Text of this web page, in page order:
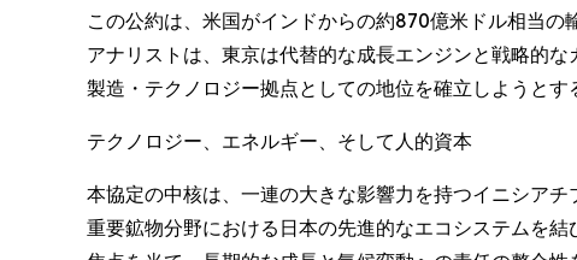
この公約は、米国がインドからの約870億米ドル相当
アナリストは、東京は代替的な成長エンジンと戦略的
製造・テクノロジー拠点としての地位を確立しようとす
テクノロジー、エネルギー、そして人的資本
本協定の中核は、一連の大きな影響力を持つイニシア
重要鉱物分野における日本の先進的なエコシステムを